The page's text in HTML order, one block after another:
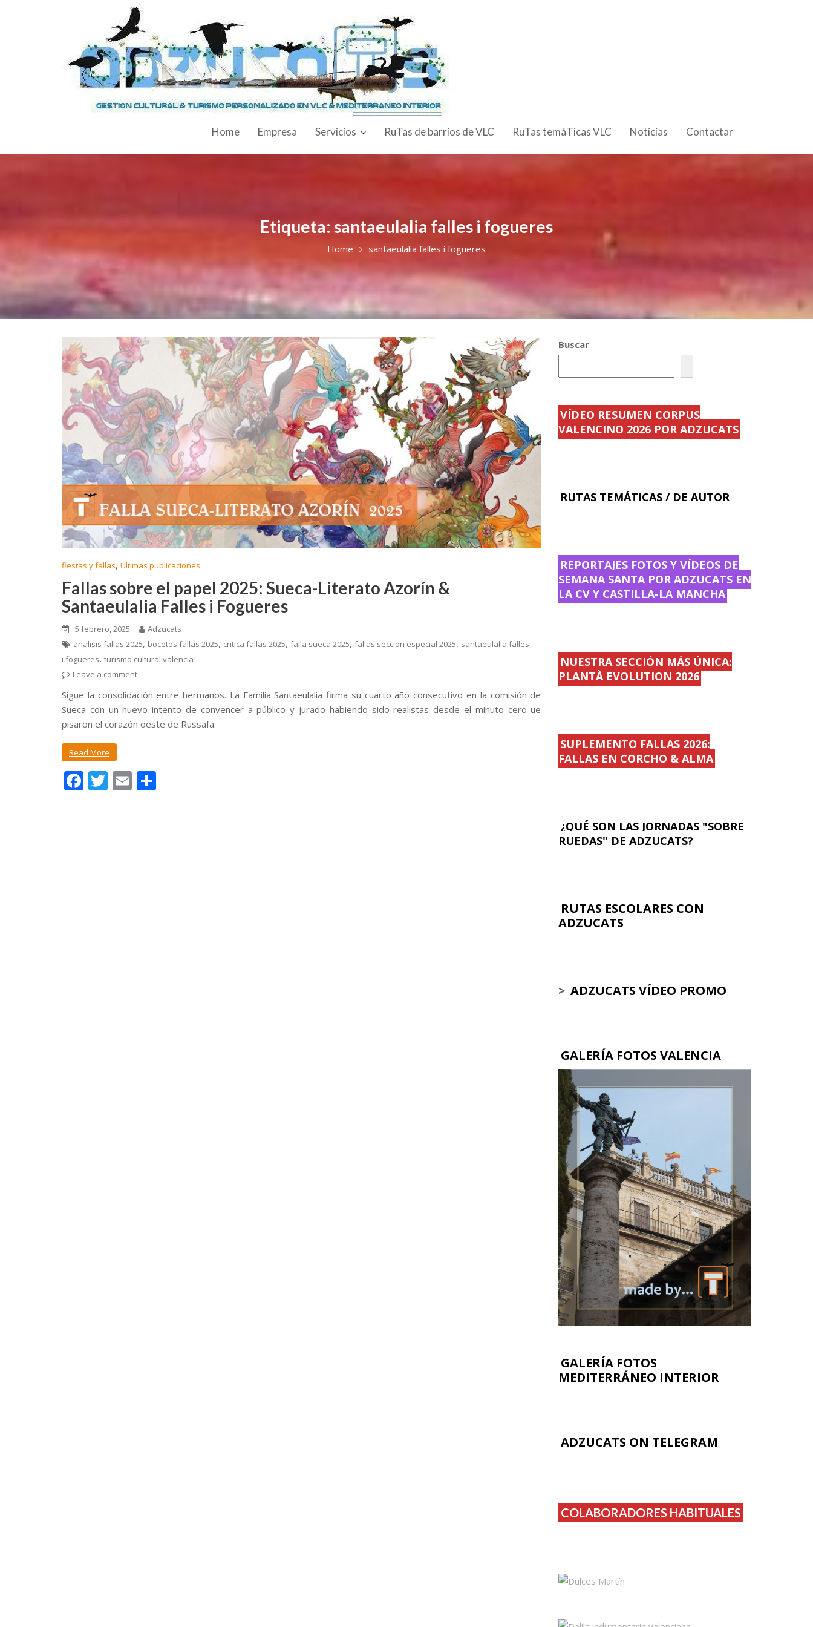
Home Empresa Servicios RuTas de barrios de VLC RuTas temáTicas VLC Noticias Contactar
Etiqueta: santaeulalia falles i fogueres
Home santaeulalia falles i fogueres
fiestas y fallas, Ultimas publicaciones
Fallas sobre el papel 2025: Sueca-Literato Azorín &
Santaeulalia Falles i Fogueres
5 febrero, 2025
Adzucats
analisis fallas 2025, bocetos fallas 2025, critica fallas 2025, falla sueca 2025, fallas seccion especial 2025, santaeulalia falles
i fogueres, turismo cultural valencia
Leave a comment
Sigue la consolidación entre hermanos. La Familia Santaeulalia firma su cuarto año consecutivo en la comisión de
Sueca con un nuevo intento de convencer a público y jurado habiendo sido realistas desde el minuto cero ue
pisaron el corazón oeste de Russafa.
Read More
F T E
Buscar
VÍDEO RESUMEN CORPUS
VALENCINO 2026 POR ADZUCATS
RUTAS TEMÁTICAS / DE AUTOR
REPORTAJES FOTOS Y VÍDEOS DE
SEMANA SANTA POR ADZUCATS EN
LA CV Y CASTILLA-LA MANCHA
NUESTRA SECCIÓN MÁS ÚNICA:
PLANTÀ EVOLUTION 2026
SUPLEMENTO FALLAS 2026:
FALLAS EN CORCHO & ALMA
¿QUÉ SON LAS JORNADAS "SOBRE
RUEDAS" DE ADZUCATS?
RUTAS ESCOLARES CON
ADZUCATS
> ADZUCATS VÍDEO PROMO
GALERÍA FOTOS VALENCIA
GALERÍA FOTOS
MEDITERRÁNEO INTERIOR
ADZUCATS ON TELEGRAM
COLABORADORES HABITUALES